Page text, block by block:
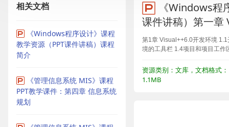
相关文档
《Windows程序设计》课程
教学资源（PPT课件讲稿）课程
简介
《管理信息系统 MIS》课程
PPT教学课件：第四章 信息系统
规划
《Windows程
课件讲稿）第一章
第1章 Visual++6.0开发环境
境的工具栏 1.4项目和项目工作
资源类别：文库，文档格式
1.1MB